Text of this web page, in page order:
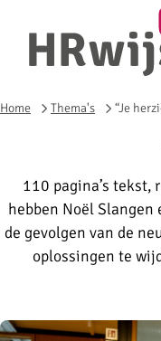
Home Thema's “Je
110 pagina’s
hebben Noël Slangen
de gevolgen van de
oplossingen te